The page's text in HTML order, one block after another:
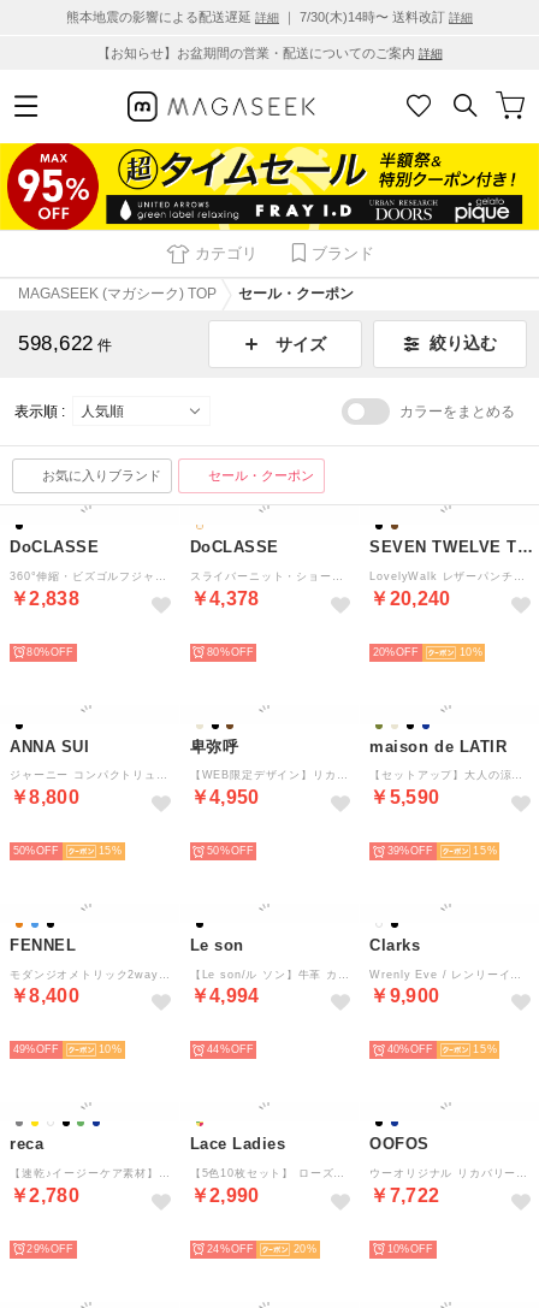
熊本地震の影響による配送遅延 詳細 ｜ 7/30(木)14時〜 送料改訂 詳細
【お知らせ】お盆期間の営業・配送についてのご案内 詳細
カテゴリ ブランド
MAGASEEK (マガシーク) TOP セール・クーポン
598,622 件 サイズ 絞り込む
表示順 : カラーをまとめる
お気に入りブランド セール・クーポン
DoCLASSE
￥2,838
80%
DoCLASSE
￥4,378
80%
SEVEN TWELVE THIRTY
￥20,240
20%
10
ANNA SUI
ジャーニー コンパクトリュック ブラック
￥8,800
50%
15
卑弥呼
【WEB限定デザイン】リカバリートングサンダル/661251 （ブラック）
￥4,950
50%
maison de LATIR
【セットアップ】大人の涼感ワッシャー素材リネンライクワイドパンツ夏服セットアップ （ネイビー）
￥5,590
39%
15
FENNEL
￥8,400
49%
10
Le son
￥4,994
44%
Clarks
￥9,900
40%
15
reca
￥2,780
29%
Lace Ladies
￥2,990
24%
20
OOFOS
￥7,722
10%